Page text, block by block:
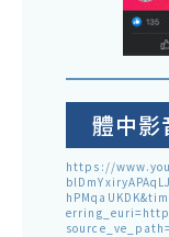
體中影
https://